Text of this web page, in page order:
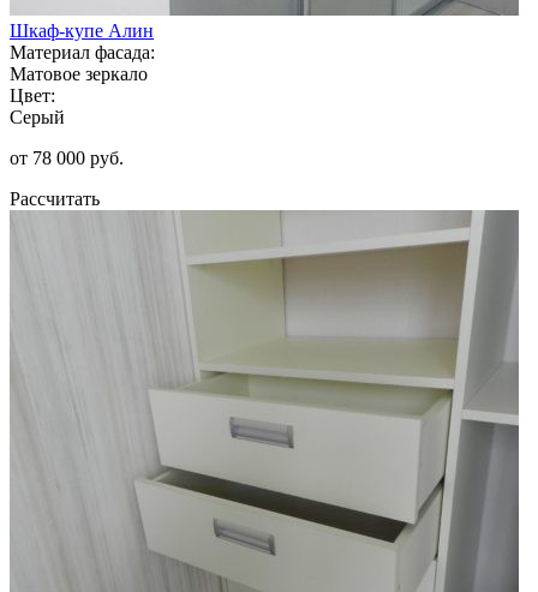
Шкаф-купе Алин
Материал фасада:
Матовое зеркало
Цвет:
Серый
от 78 000 руб.
Рассчитать